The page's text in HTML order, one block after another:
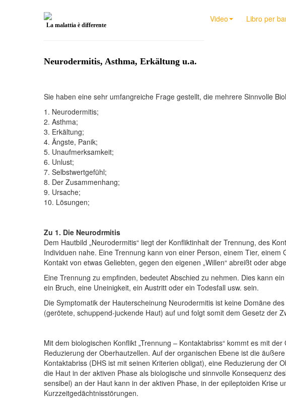
Video Libro per
La malattia è differente
Neurodermitis, Asthma, Erkältung u.a.
Sie haben eine sehr umfangreiche Frage gestellt, die mehrere Sinnvolle
1. Neurodermitis;
2. Asthma;
3. Erkältung;
4. Ängste, Panik;
5. Unaufmerksamkeit;
6. Unlust;
7. Selbstwertgefühl;
8. Der Zusammenhang;
9. Ursache;
10. Lösungen;
Zu 1. Die Neurodrmitis
Dem Hautbild „Neurodermitis“ liegt der Konfliktinhalt der Trennung, des
Individuen nahe. Eine Trennung kann von einer Person, einem Tier,
Kontakt von etwas Geliebten, gegen den eigenen „Willen“ abreißt oder
Eine Trennung zu empfinden, bedeutet Abschied zu nehmen. Dies kann
ein Bruch, eine Uneinigkeit, ein Austritt oder ein Todesfall usw. sein.
Die Symptomatik der Hauterscheinung Neurodermitis ist keine Domäne
(gerötete, schuppend-juckende Haut) auf und folgt somit dem Gesetz der
Mit dem biologischen Konflikt „Trennung – Kontaktabriss“ kommt es mit
Reduzierung der Oberhautzellen. Auf der organischen Ebene ist die
Kontaktabriss (DHS ist mit seinen Kriterien obligat), eine Reduzierung der
die Haut in der aktiven Phase als biologische und sinnvolle Konsequenz
sensibel) an der Haut kann in der aktiven Phase, in der epileptoiden Krise
Kurzzeitgedächtnisstörungen.